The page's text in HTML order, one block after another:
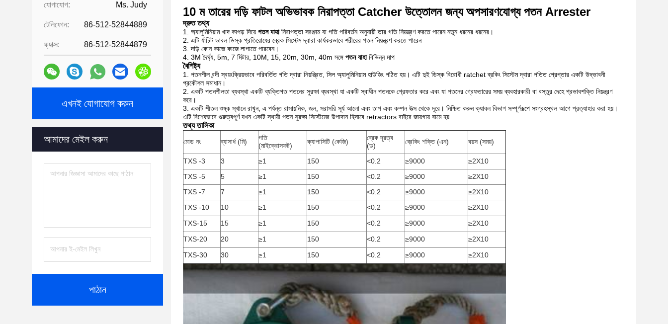
যোগাযোগ: Ms. Judy
টেলিফোন: 86-512-52844889
ফ্যাক্স: 86-512-52844879
এখনই যোগাযোগ করুন
আমাদের মেইল করুন
পাঠান
10 ম তারের দড়ি ফাটল অভিভাবক নিরাপত্তা Catcher উত্তোলন জন্য অপসারণযোগ্য পতন Arrester
দ্রুত তথ্য
1. অ্যালুমিনিয়াম খাদ কাপড় দিয়ে পতন যাহানিরাপত্তা সরঞ্জাম যা গতি পরিবর্তন অনুযায়ী তার গতি নিয়ন্ত্রণ করতে পারেন নতুন ধরনের ধরনের।
2. এটি র্যাচিট ডাবল ডিস্ক প্রতিরোধের ব্রেক সিস্টেম দ্বারা কার্যকরভাবে শরীরের পতন নিয়ন্ত্রণ করতে পারেন
3. দড়ি কোন কাজে কাজে লাগাতে পারবেন।
4. 3M দৈর্ঘ্য, 5m, 7 মিটার, 10M, 15, 20m, 30m, 40m সঙ্গে পতন যাহাবিভিন্ন মাপ
বৈশিষ্ট্য
1. পতনশীল বন্দী স্বয়ংক্রিয়ভাবে পরিবর্তিত গতি দ্বারা নিয়ন্ত্রিত, সিল অ্যালুমিনিয়াম হাউজিং গঠিত হয়। এটি দুই ডিস্ক বিরোধী ratchet ব্রকিং সিস্টেম দ্বারা পতিত গ্রেপ্তার একটি উদ্ভাবনী
প্রকৌশল সমাধান।
2. একটি পতনশীলতা ব্যবস্থা একটি ব্যক্তিগত পতনের সুরক্ষা ব্যবস্থা যা একটি স্বাধীন পতনকে গ্রেফতার করে এবং যা পতনের গ্রেফতারের সময় ব্যবহারকারী বা বস্তুর দেহে প্রভাবশক্তি নিয়ন্ত্রণ
করে।
3. একটি শীতল শুষ্ক স্থানে রাখুন, এ পর্যন্ত রাসায়নিক, জল, সরাসরি সূর্য আলো এবং তাপ এবং কম্পন উত্স থেকে দূরে। নিশ্চিত করুন ক্যাবল বিভাগ সম্পূর্ণরূপে সংগ্রহস্থল আগে প্রত্যাহার করা হয়।
এটি বিশেষভাবে গুরুত্বপূর্ণ যখন একটি স্থায়ী পতন সুরক্ষা সিস্টেমের উপাদান হিসাবে retractors বাইরে জায়গায় বামে হয়
তথ্য তালিকা
মোড নং ব্যাসার্ধ (মি)
গতি
(মাইক্রোসফট)
ক্যাপাসিটি (কেজি)
ব্রেক দূরত্ব
(ড)
ব্রেকিং শক্তি (এন) বয়স (সময়)
TXS -3 3 ≥1 150 <0.2 ≥9000
≥2X10
TXS -5
5 ≥1 150 <0.2 ≥9000
≥2X10
TXS -7
7 ≥1 150 <0.2 ≥9000
≥2X10
TXS -10
10 ≥1 150 <0.2 ≥9000
≥2X10
TXS-15
15 ≥1 150 <0.2 ≥9000
≥2X10
TXS-20
20 ≥1 150 <0.2 ≥9000
≥2X10
TXS-30
30 ≥1 150 <0.2 ≥9000 ≥2X10